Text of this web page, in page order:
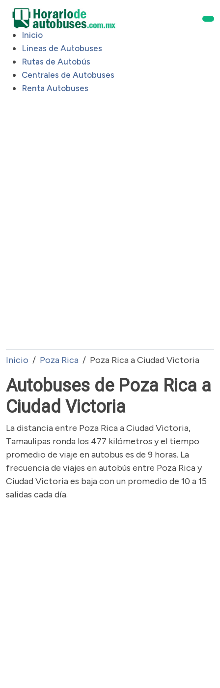
Inicio
Lineas de Autobuses
Rutas de Autobús
Centrales de Autobuses
Renta Autobuses
Inicio Poza Rica Poza Rica a Ciudad Victoria
Autobuses de Poza Rica a
Ciudad Victoria
La distancia entre Poza Rica a Ciudad Victoria,
Tamaulipas ronda los 477 kilómetros y el tiempo
promedio de viaje en autobus es de 9 horas. La
frecuencia de viajes en autobús entre Poza Rica y
Ciudad Victoria es baja con un promedio de 10 a 15
salidas cada día.